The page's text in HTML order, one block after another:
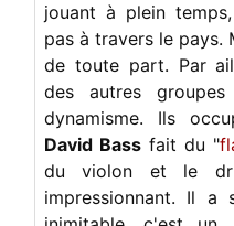
jouant à plein
pas à travers le pays.
de toute part. Par
des autres
dynamisme. Ils
David Bassfait du "
du violon et le
impressionnant. Il